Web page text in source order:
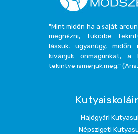
"Mint midőn ha a saját
megnézni, tükörbe
lássuk, ugyanúgy, midőn
kívánjuk önmagunkat, a
tekintve ismerjük meg."
Hajógyári
Népszigeti